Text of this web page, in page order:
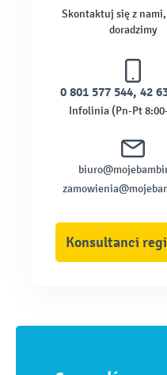
Skontaktuj się z
doradzimy
0 801 577 544, 42
Infolinia (Pn-Pt